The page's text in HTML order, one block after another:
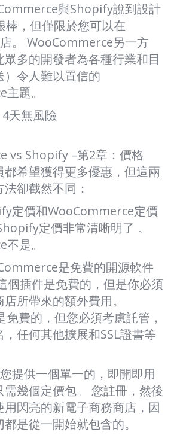
與Shopify說到設計
，但僅限於您可以在
。 WooCommerce另一方
多的開發者為各種行業和目
）令人難以置信的
題。
天無風險
vs Shopify –第2章：價格
希望獲得更多優惠，但這兩
卻截然不同：
定價和WooCommerce定價
定價非常清晰明了 。
是。
是免費的開源軟件
個插件是免費的，但是你必須
所帶來的額外費用。
費的，但您必須考慮託管，
任何其他擴展和SSL證書等
提供一個單一的，即開即用
需幾個定價包。 您註冊，然後
閃亮的新電子商務商店，因
是從一開始就包含的。